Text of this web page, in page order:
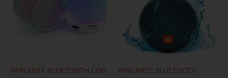
PARLANTE BLUETOOTH CON
PARLANTE BLUETOOTH